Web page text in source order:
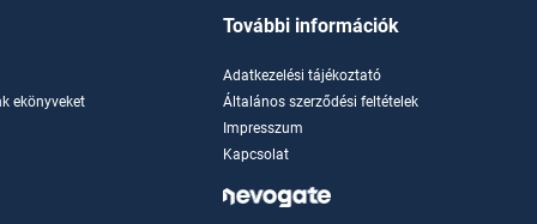
ekönyveket
További információk
Adatkezelési tájékoztató
Általános szerződési feltételek
Impresszum
Kapcsolat